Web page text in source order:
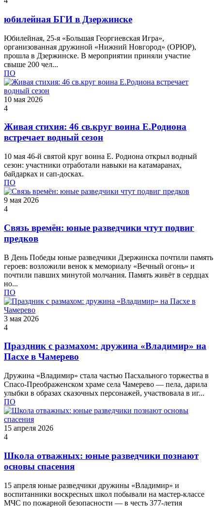
юбилейная БГИ в Дзержинске
Юбилейная, 25‑я «Большая Георгиевская Игра»,
организованная дружиной «Нижний Новгород» (ОРЮР),
прошла в Дзержинске. В мероприятии приняли участие
свыше 200 чел...
ПО
10 мая 2026
4
Живая стихия: 46 св.круг воина Е.Родиона
встречает водный сезон
10 мая 46‑й святой круг воина Е. Родиона открыл водный
сезон: участники отработали навыки на катамаранах,
байдарках и сап‑досках.
ПО
9 мая 2026
4
Связь времён: юные разведчики чтут подвиг
предков
В День Победы юные разведчики Дзержинска почтили память
героев: возложили венок к мемориалу «Вечный огонь» и
почтили павших минутой молчания. Память живёт в сердцах
но...
ПО
3 мая 2026
4
Праздник с размахом: дружина «Владимир» на
Пасхе в Чамерево
Дружина «Владимир» стала частью Пасхального торжества в
Спасо‑Преображенском храме села Чамерево — пела, дарила
улыбки в образах сказочных персонажей, участвовала в иг...
ПО
15 апреля 2026
4
Школа отважных: юные разведчики познают
основы спасения
15 апреля юные разведчики дружины «Владимир» и
воспитанники воскресных школ побывали на мастер‑классе
МЧС по пожарной безопасности — в честь 377‑летия